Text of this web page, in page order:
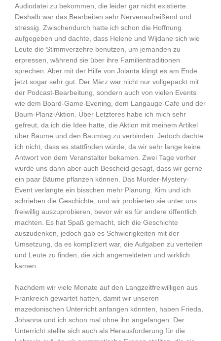
Audiodatei zu bekommen, die leider gar nicht existierte.
Deshalb war das Bearbeiten sehr Nervenaufreißend und
stressig. Zwischendurch hatte ich schon die Hoffnung
aufgegeben und dachte, dass Helene und Wijdane sich wie
Leute die Stimmverzehre benutzen, um jemanden zu
erpressen, während sie über ihre Familientraditionen
sprechen. Aber mit der Hilfe von Jolanta klingt es am Ende
jetzt sogar sehr gut. Der März war nicht nur vollgepackt mit
der Podcast-Bearbeitung, sondern auch von vielen Events
wie dem Board-Game-Evening, dem Langauge-Cafe und der
Baum-Planz-Aktion. Über Letzteres habe ich mich sehr
gefreut, da ich die Idee hatte, die Aktion mit meinem Artikel
über Bäume und den Baumtag zu verbinden. Jedoch dachte
ich nicht, dass es stattfinden würde, da wir sehr lange keine
Antwort von dem Veranstalter bekamen. Zwei Tage vorher
wurde uns dann aber auch Bescheid gesagt, dass wir gerne
ein paar Bäume pflanzen können. Das Murder-Mystery-
Event verlangte ein bisschen mehr Planung. Kim und ich
schrieben die Geschichte, und wir probierten sie unter uns
freiwillig auszuprobieren, bevor wir es für andere öffentlich
machten. Es hat Spaß gemacht, sich die Geschichte
auszudenken, jedoch gab es Schwierigkeiten mit der
Umsetzung, da es kompliziert war, die Aufgaben zu verteilen
und Leute zu finden, die sich angemeldeten und wirklich
kamen.
Nachdem wir viele Monate auf den Langzeitfreiwilligen aus
Frankreich gewartet hatten, damit wir unseren
mazedonischen Unterricht anfangen könnten, haben Frieda,
Johanna und ich schon mal ohne ihn angefangen. Der
Unterricht stellte sich auch als Herausforderung für die